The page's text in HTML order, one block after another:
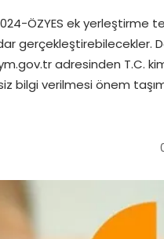
ÖZYES ek yerleştirme
gerçekleştirebilecekler.
adresinden T.C.
bilgi verilmesi önem